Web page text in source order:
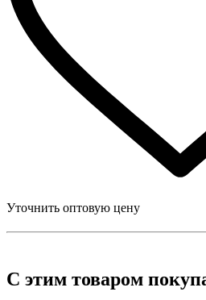
Уточнить оптовую цену
С этим товаром